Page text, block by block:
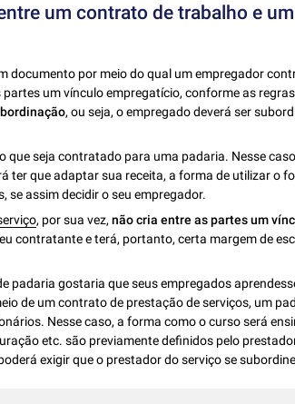
um contrato de trabalho e
documento por meio do qual um empregador
um vínculo empregatício, conforme as
, ou seja, o empregado deverá ser
que seja contratado para uma padaria. Nesse
ter que adaptar sua receita, a forma de utilizar o
se assim decidir o seu empregador.
, por sua vez,não cria entre as partes um
contratante e terá, portanto, certa margem de
padaria gostaria que seus empregados
de um contrato de prestação de serviços, um
Nesse caso, a forma como o curso será
etc. são previamente definidos pelo
exigir que o prestador do serviço se